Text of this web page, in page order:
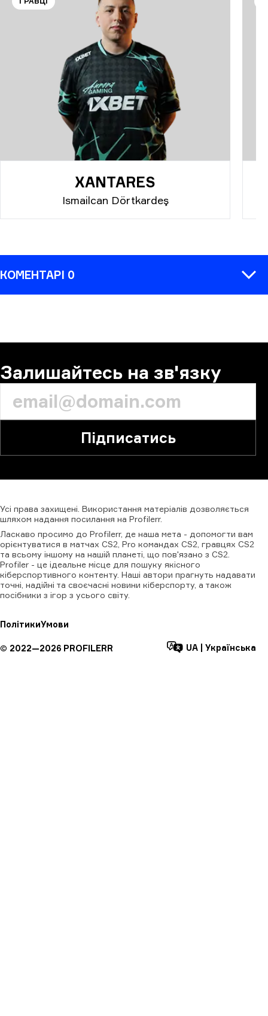
XANTARES
Ismailcan Dörtkardeş
КОМЕНТАРІ 0
Залишайтесь на зв'язку
Підписатись
Усі права захищені. Використання матеріалів дозволяється
шляхом надання посилання на Profilerr.
Ласкаво просимо до Profilerr, де наша мета - допомогти вам
орієнтуватися в матчах CS2, Pro командах CS2, гравцях CS2
та всьому іншому на нашій планеті, що пов'язано з CS2.
Profiler - це ідеальне місце для пошуку якісного
кіберспортивного контенту. Наші автори прагнуть надавати
точні, надійні та своєчасні новини кіберспорту, а також
посібники з ігор з усього світу.
ПолітикиУмови
© 2022—2026 PROFILERR UA Українська